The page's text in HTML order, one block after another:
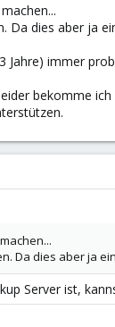
Da dies aber ja
Jahre) immer
bekomme
Da dies aber ja
Server ist,